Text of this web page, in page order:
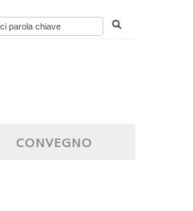
CONVEGNO